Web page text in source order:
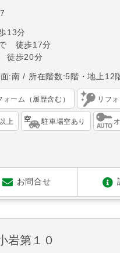
13分
で 徒歩17分
徒歩20分
:南 所在階数:5階・地上12
ォーム（履歴含む） リフ
上 駐車場空あり
お問合せ
岩第１０